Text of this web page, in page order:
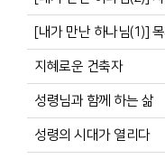
[내가 만난 하나님(1)]
지혜로운 건축자
성령님과 함께 하는 삶
성령의 시대가 열리다